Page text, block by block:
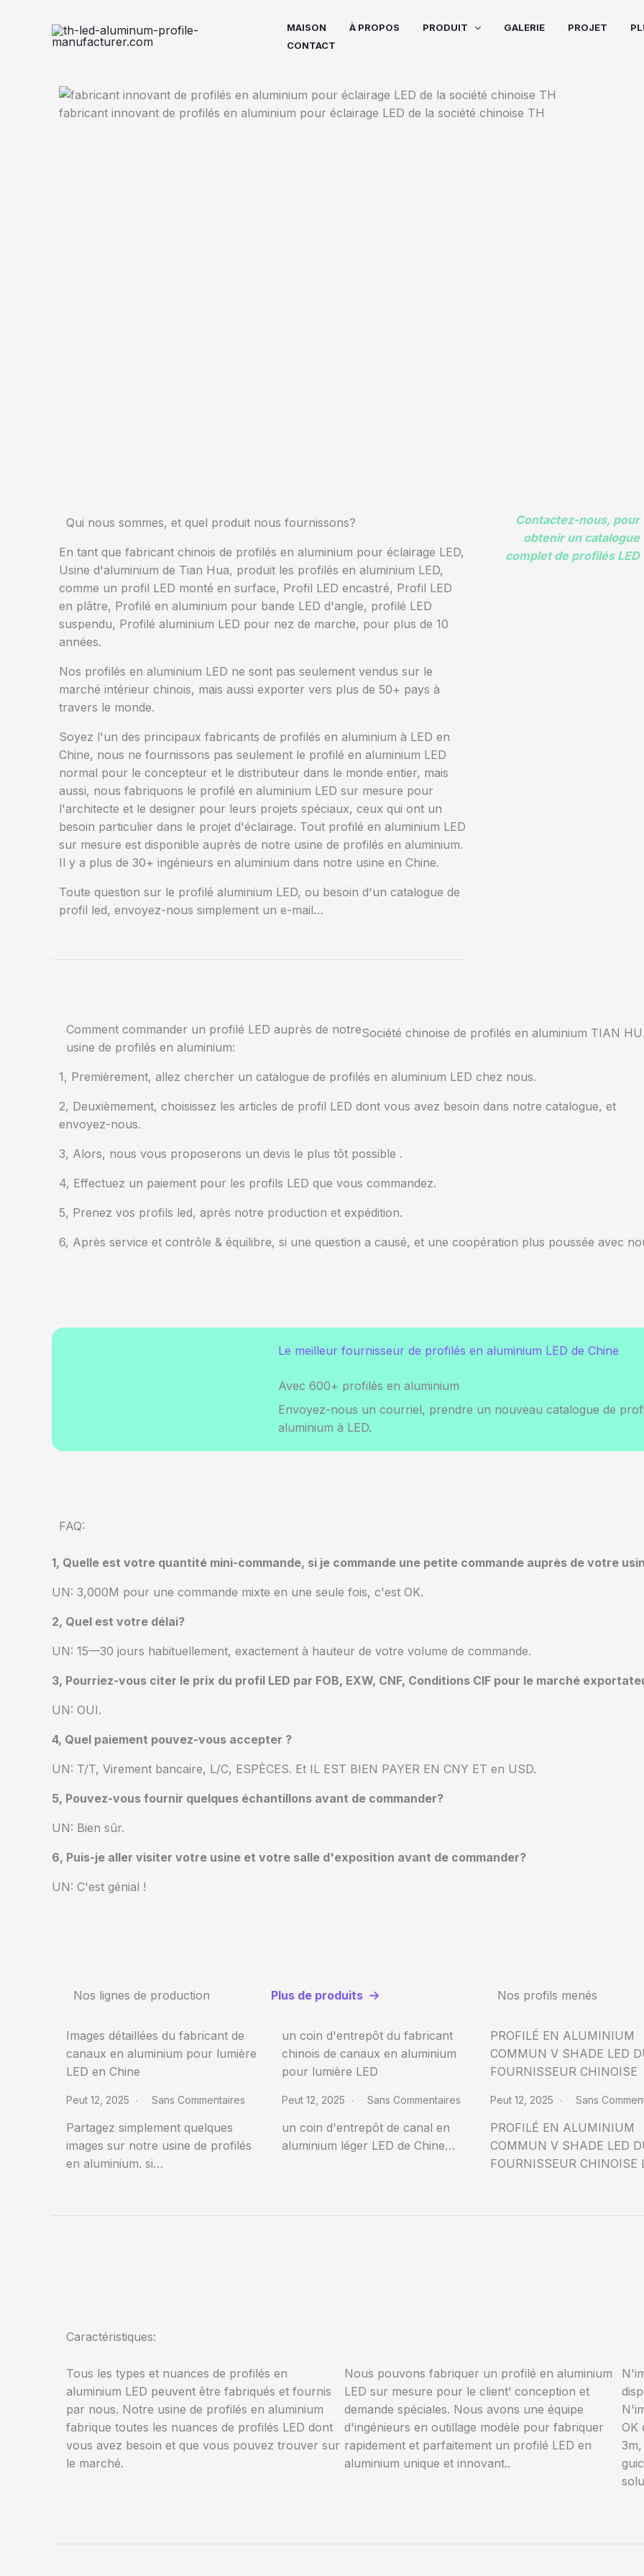
MAISON À PROPOS PRODUIT GALERIE PROJET
CONTACT
fabricant innovant de profilés en aluminium pour éclairage LED de la société chinoise TH
Qui nous sommes, et quel produit nous fournissons?
En tant que fabricant chinois de profilés en aluminium pour éclairage LED,
Usine d'aluminium de Tian Hua, produit les profilés en aluminium LED,
comme un profil LED monté en surface, Profil LED encastré, Profil LED
en plâtre, Profilé en aluminium pour bande LED d'angle, profilé LED
suspendu, Profilé aluminium LED pour nez de marche, pour plus de 10
années.
Nos profilés en aluminium LED ne sont pas seulement vendus sur le
marché intérieur chinois, mais aussi exporter vers plus de 50+ pays à
travers le monde.
Soyez l'un des principaux fabricants de profilés en aluminium à LED en
Chine, nous ne fournissons pas seulement le profilé en aluminium LED
normal pour le concepteur et le distributeur dans le monde entier, mais
aussi, nous fabriquons le profilé en aluminium LED sur mesure pour
l'architecte et le designer pour leurs projets spéciaux, ceux qui ont un
besoin particulier dans le projet d'éclairage. Tout profilé en aluminium LED
sur mesure est disponible auprès de notre usine de profilés en aluminium.
Il y a plus de 30+ ingénieurs en aluminium dans notre usine en Chine.
Toute question sur le profilé aluminium LED, ou besoin d'un catalogue de
profil led, envoyez-nous simplement un e-mail…
Contactez-nous, pour
obtenir un catalogue
complet de profilés LED
Comment commander un profilé LED auprès de notre
usine de profilés en aluminium:
Société chinoise de profilés en aluminium TIAN
1, Premièrement, allez chercher un catalogue de profilés en aluminium LED chez nous.
2, Deuxièmement, choisissez les articles de profil LED dont vous avez besoin dans notre catalogue, et
envoyez-nous.
3, Alors, nous vous proposerons un devis le plus tôt possible .
4, Effectuez un paiement pour les profils LED que vous commandez.
5, Prenez vos profils led, après notre production et expédition.
6, Après service et contrôle & équilibre, si une question a causé, et une coopération plus poussée avec
Le meilleur fournisseur de profilés en aluminium LED de Chine
Avec 600+ profilés en aluminium
Envoyez-nous un courriel, prendre un nouveau catalogue de
aluminium à LED.
FAQ:
1, Quelle est votre quantité mini-commande, si je commande une petite commande auprès de votre
UN: 3,000M pour une commande mixte en une seule fois, c'est OK.
2, Quel est votre délai?
UN: 15—30 jours habituellement, exactement à hauteur de votre volume de commande.
3, Pourriez-vous citer le prix du profil LED par FOB, EXW, CNF, Conditions CIF pour le marché
UN: OUI.
4, Quel paiement pouvez-vous accepter ?
UN: T/T, Virement bancaire, L/C, ESPÈCES. Et IL EST BIEN PAYER EN CNY ET en USD.
5, Pouvez-vous fournir quelques échantillons avant de commander?
UN: Bien sûr.
6, Puis-je aller visiter votre usine et votre salle d'exposition avant de commander?
UN: C'est génial !
Nos lignes de production Plus de produits
Images détaillées du fabricant de
canaux en aluminium pour lumière
LED en Chine
Peut 12, 2025 Sans Commentaires
Partagez simplement quelques
images sur notre usine de profilés
en aluminium. si…
un coin d'entrepôt du fabricant
chinois de canaux en aluminium
pour lumière LED
Peut 12, 2025 Sans Commentaires
un coin d'entrepôt de canal en
aluminium léger LED de Chine…
Nos profils menés
PROFILÉ EN ALUMINIUM
COMMUN V SHADE LED
FOURNISSEUR CHINOISE
Peut 12, 2025 Sans
PROFILÉ EN ALUMINIUM
COMMUN V SHADE LED
FOURNISSEUR CHINOISE
Caractéristiques:
Tous les types et nuances de profilés en
aluminium LED peuvent être fabriqués et fournis
par nous. Notre usine de profilés en aluminium
fabrique toutes les nuances de profilés LED dont
vous avez besoin et que vous pouvez trouver sur
le marché.
Nous pouvons fabriquer un profilé en aluminium
LED sur mesure pour le client’ conception et
demande spéciales. Nous avons une équipe
d'ingénieurs en outillage modèle pour fabriquer
rapidement et parfaitement un profilé LED en
aluminium unique et innovant..
OK